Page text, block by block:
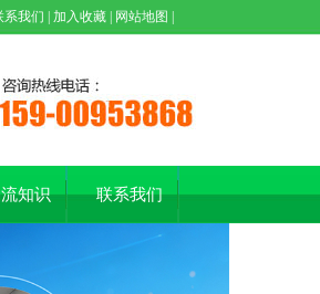
网站地图
加入收藏
系我们
知识 联系我们